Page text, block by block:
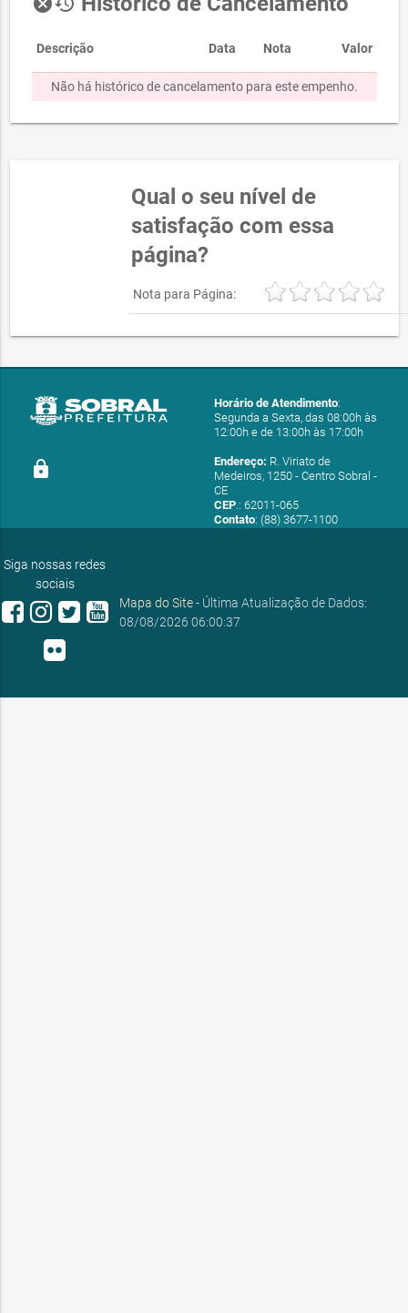
Descrição Data Nota Valor
Não há histórico de cancelamento para este empenho.
Qual o seu nível de
satisfação com essa
página?
Nota para Página:
lock
Horário de Atendimento:
Segunda a Sexta, das 08:00h às
12:00h e de 13:00h às 17:00h
Endereço: R. Viriato de
Medeiros, 1250 - Centro Sobral -
CE
CEP.: 62011-065
Contato: (88) 3677-1100
Siga nossas redes
sociais
Mapa do Site- Última Atualização de Dados:
08/08/2026 06:00:37